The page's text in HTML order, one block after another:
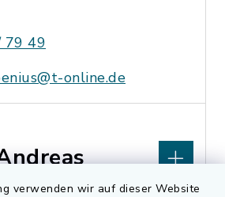
verwenden wir auf dieser Website
79 49
online.de